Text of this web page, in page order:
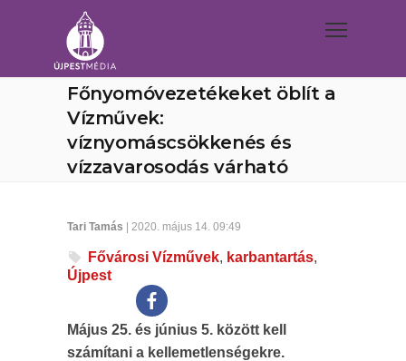
Főnyomóvezetékeket öblít a
Vízművek:
víznyomáscsökkenés és
vízzavarosodás várható
Tari Tamás | 2020. május 14. 09:49
Fővárosi Vízművek, karbantartás,
Újpest
Május 25. és június 5. között kell
számítani a kellemetlenségekre.